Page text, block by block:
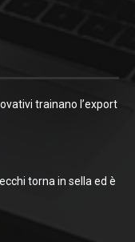
trainano l’export
torna in sella ed è